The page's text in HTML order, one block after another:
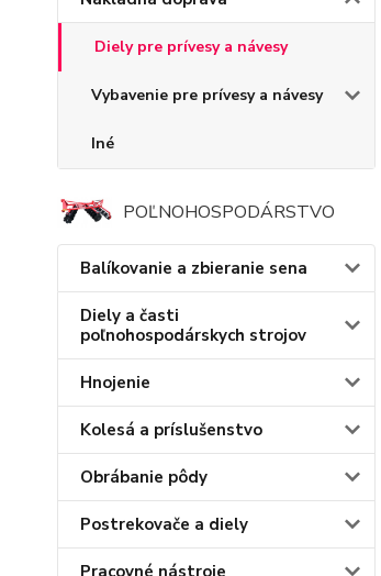
Diely pre prívesy a návesy
Vybavenie pre prívesy a návesy
Iné
POĽNOHOSPODÁRSTVO
Balíkovanie a zbieranie sena
Diely a časti
poľnohospodárskych strojov
Hnojenie
Kolesá a príslušenstvo
Obrábanie pôdy
Postrekovače a diely